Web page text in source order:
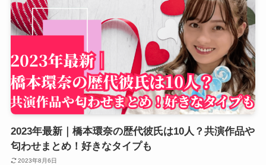
2023年最新｜橋本環奈の歴代彼氏は10人？共演作品や
匂わせまとめ！好きなタイプも
2023年8月6日